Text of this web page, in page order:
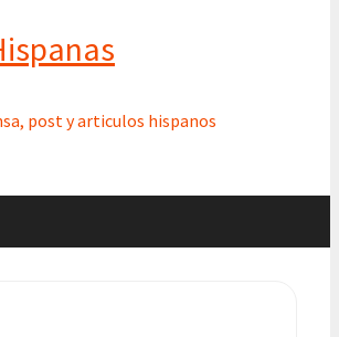
post y articulos hispanos